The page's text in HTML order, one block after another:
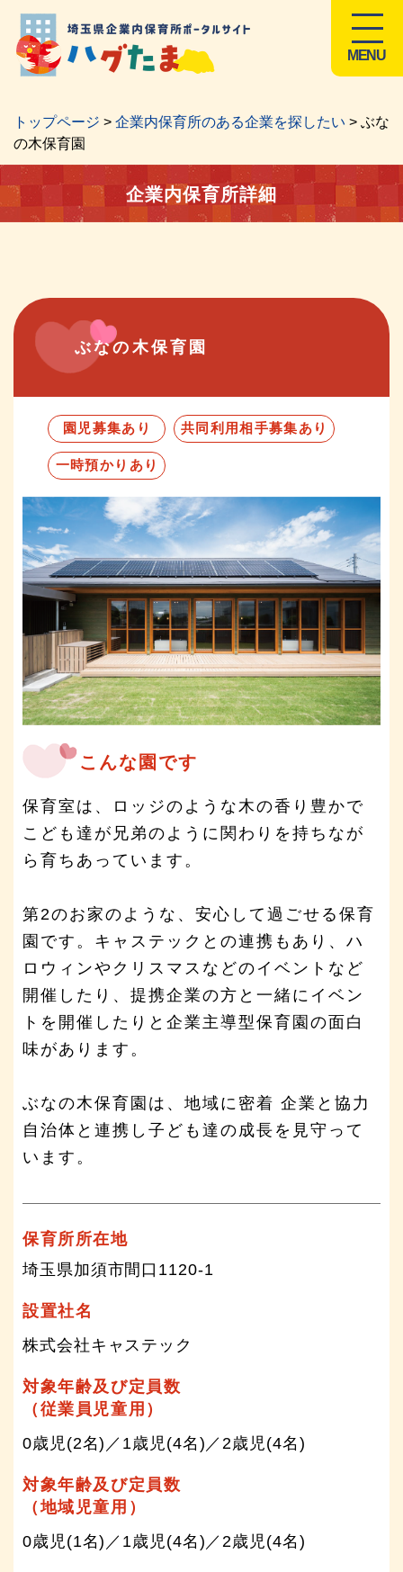
MENU
トップページ > 企業内保育所のある企業を探したい > ぶな
の木保育園
企業内保育所詳細
ぶなの木保育園
園児募集あり 共同利用相手募集あり
一時預かりあり
こんな園です
保育室は、ロッジのような木の香り豊かで
こども達が兄弟のように関わりを持ちなが
ら育ちあっています。
第2のお家のような、安心して過ごせる保育
園です。キャステックとの連携もあり、ハ
ロウィンやクリスマスなどのイベントなど
開催したり、提携企業の方と一緒にイベン
トを開催したりと企業主導型保育園の面白
味があります。
ぶなの木保育園は、地域に密着 企業と協力
自治体と連携し子ども達の成長を見守って
います。
保育所所在地
埼玉県加須市間口1120-1
設置社名
株式会社キャステック
対象年齢及び定員数
（従業員児童用）
0歳児(2名)／1歳児(4名)／2歳児(4名)
対象年齢及び定員数
（地域児童用）
0歳児(1名)／1歳児(4名)／2歳児(4名)